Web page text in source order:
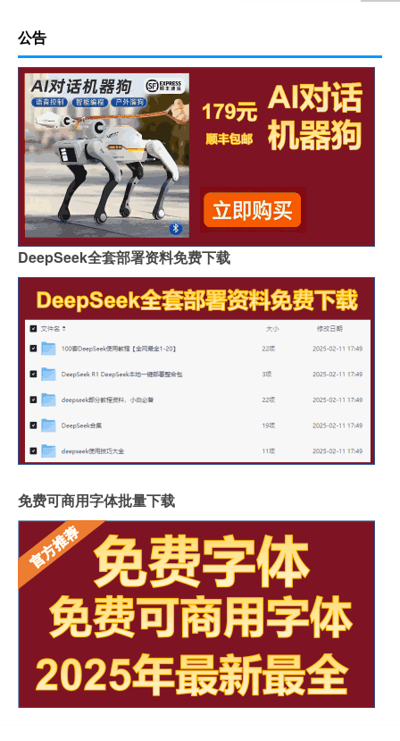
公告
DeepSeek全套部署资料免费下载
免费可商用字体批量下载